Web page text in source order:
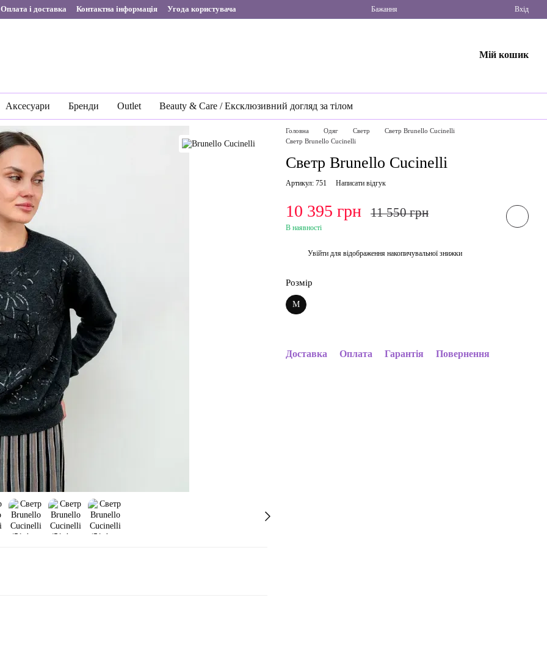
Оплата і доставка Контактна інформація Угода користувача Бажання Вхід
Мій кошик
Аксесуари Бренди Outlet Beauty & Care / Ексклюзивний догляд за тілом
Головна Одяг Светр
Светр Brunello Cucinelli
Светр Brunello Cucinelli
Светр Brunello Cucinelli
Артикул: 751 Написати відгук
10 395 грн 11 550 грн
В наявності
Увійти для відображення накопичувальної знижки
Розмір
M
Доставка Оплата Гарантія Повернення